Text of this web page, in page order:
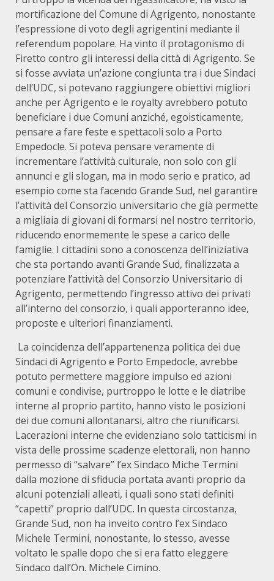
mortificazione del Comune di Agrigento, nonostante
l’espressione di voto degli agrigentini mediante il
referendum popolare. Ha vinto il protagonismo di
Firetto contro gli interessi della città di Agrigento. Se
si fosse avviata un’azione congiunta tra i due Sindaci
dell’UDC, si potevano raggiungere obiettivi migliori
anche per Agrigento e le royalty avrebbero potuto
beneficiare i due Comuni anziché, egoisticamente,
pensare a fare feste e spettacoli solo a Porto
Empedocle. Si poteva pensare veramente di
incrementare l’attività culturale, non solo con gli
annunci e gli slogan, ma in modo serio e pratico, ad
esempio come sta facendo Grande Sud, nel garantire
l’attività del Consorzio universitario che già permette
a migliaia di giovani di formarsi nel nostro territorio,
riducendo enormemente le spese a carico delle
famiglie. I cittadini sono a conoscenza dell’iniziativa
che sta portando avanti Grande Sud, finalizzata a
potenziare l’attività del Consorzio Universitario di
Agrigento, permettendo l’ingresso attivo dei privati
all’interno del consorzio, i quali apporteranno idee,
proposte e ulteriori finanziamenti.
La coincidenza dell’appartenenza politica dei due
Sindaci di Agrigento e Porto Empedocle, avrebbe
potuto permettere maggiore impulso ed azioni
comuni e condivise, purtroppo le lotte e le diatribe
interne al proprio partito, hanno visto le posizioni
dei due comuni allontanarsi, altro che riunificarsi.
Lacerazioni interne che evidenziano solo tatticismi in
vista delle prossime scadenze elettorali, non hanno
permesso di “salvare” l’ex Sindaco Miche Termini
dalla mozione di sfiducia portata avanti proprio da
alcuni potenziali alleati, i quali sono stati definiti
“capetti” proprio dall’UDC. In questa circostanza,
Grande Sud, non ha inveito contro l’ex Sindaco
Michele Termini, nonostante, lo stesso, avesse
voltato le spalle dopo che si era fatto eleggere
Sindaco dall’On. Michele Cimino.